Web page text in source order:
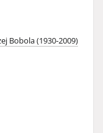
Bobola (1930-2009)